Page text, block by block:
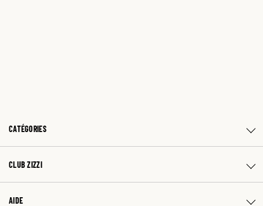
CATÉGORIES
CLUB ZIZZI
AIDE